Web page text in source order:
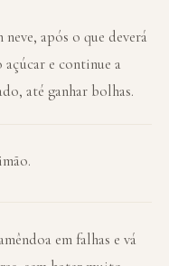
após o que deverá
e continue a
até ganhar bolhas.
em falhas e vá